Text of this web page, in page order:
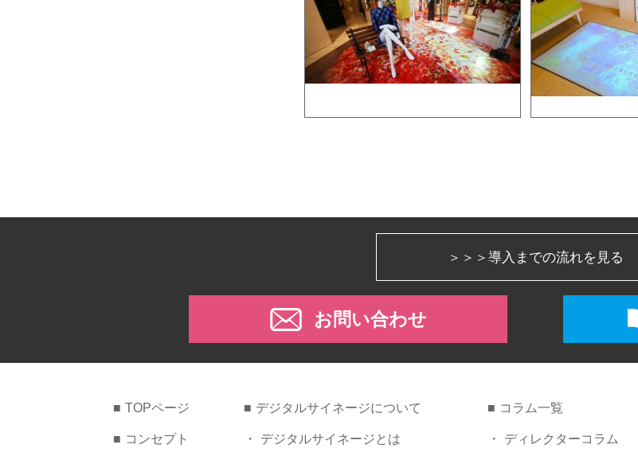
＞＞＞ 導入までの流れを見る
お問い合わせ
TOPページ
コンセプト
デジタルサイネージについて
デジタルサイネージとは
コラム一覧
ディレクターコラム